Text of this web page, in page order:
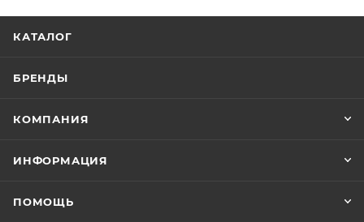
КАТАЛОГ
БРЕНДЫ
КОМПАНИЯ
ИНФОРМАЦИЯ
ПОМОЩЬ